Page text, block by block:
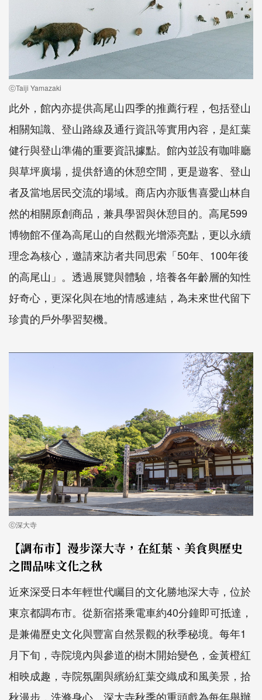
ⓒTaiji Yamazaki
此外，館內亦提供高尾山四季的推薦行程，包括登山
相關知識、登山路線及通行資訊等實用內容，是紅葉
健行與登山準備的重要資訊據點。館內並設有咖啡廳
與草坪廣場，提供舒適的休憩空間，更是遊客、登山
者及當地居民交流的場域。商店內亦販售喜愛山林自
然的相關原創商品，兼具學習與休憩目的。高尾599
博物館不僅為高尾山的自然觀光增添亮點，更以永續
理念為核心，邀請來訪者共同思索「50年、100年後
的高尾山」。透過展覽與體驗，培養各年齡層的知性
好奇心，更深化與在地的情感連結，為未來世代留下
珍貴的戶外學習契機。
ⓒ深大寺
【調布市】漫步深大寺，在紅葉、美食與歷史
之間品味文化之秋
近來深受日本年輕世代矚目的文化勝地深大寺，位於
東京都調布市。從新宿搭乘電車約40分鐘即可抵達，
是兼備歷史文化與豐富自然景觀的秋季秘境。每年1
月下旬，寺院境內與參道的樹木開始變色，金黃橙紅
相映成趣，寺院氛圍與繽紛紅葉交織成和風美景，拾
秋漫步，洗滌身心。深大寺秋季的重頭戲為每年舉辦